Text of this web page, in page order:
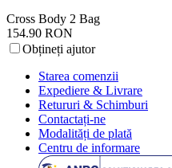
Cross Body 2 Bag
154.90 RON
Obțineți ajutor
Starea comenzii
Expediere & Livrare
Retururi & Schimburi
Contactați-ne
Modalități de plată
Centru de informare